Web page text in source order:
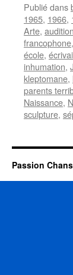
Publié dans
1965, 1966,
Arte, audition
francophone,
école,
inhumation,
kleptomane,
parents
Naissance,
sculpture,
Passion